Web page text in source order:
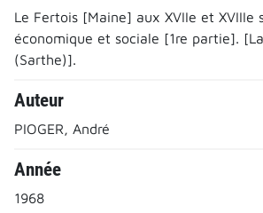
Le Fertois [Maine] aux XVIIe et XVIIIe
économique et sociale [1re partie].
(Sarthe)].
Auteur
PIOGER, André
Année
1968